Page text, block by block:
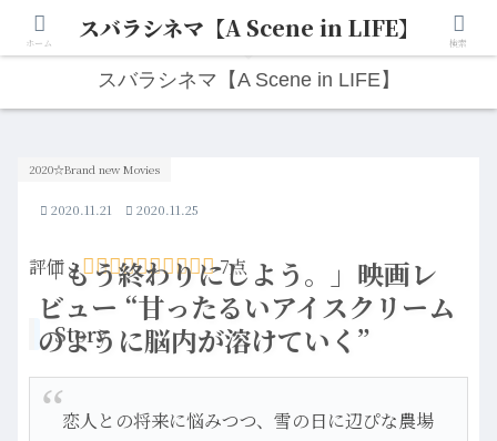
人生は“ひとりごと”から始まる。映画と写真と日々のこと。
スバラシネマ【A Scene in LIFE】
「もう終わりにしよう。」映画レ
ビュー “甘ったるいアイスクリーム
のように脳内が溶けていく”
2020☆Brand new Movies
2020.11.21 2020.11.25
評価： 7点
Story
恋人との将来に悩みつつ、雪の日に辺ぴな農場
ホーム スバラシネマ【A Scene in LIFE】 検索